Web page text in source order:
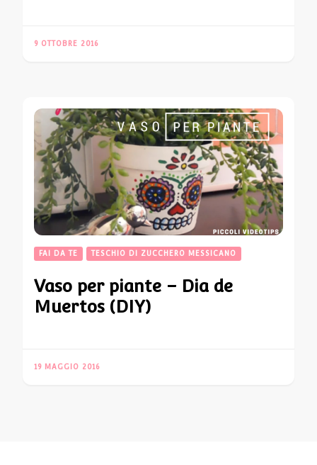
9 OTTOBRE 2016
FAI DA TE TESCHIO DI ZUCCHERO MESSICANO
Vaso per piante – Dia de
Muertos (DIY)
19 MAGGIO 2016